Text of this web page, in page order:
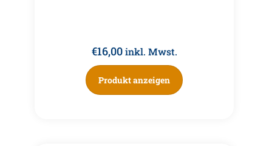
€16,00 inkl. Mwst.
Produkt anzeigen